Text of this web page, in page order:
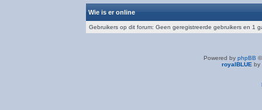
Wie is er online
Gebruikers op dit forum: Geen geregistreerde gebruikers en 1
Powered by phpBB
royalBLUE by